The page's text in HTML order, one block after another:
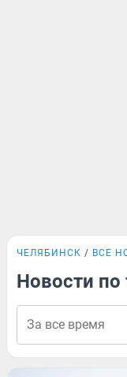
ЧЕЛЯБИНСК ВСЕ
Новости